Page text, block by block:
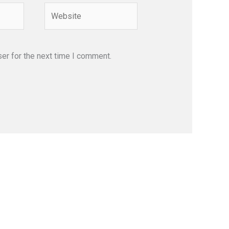
for the next time I comment.